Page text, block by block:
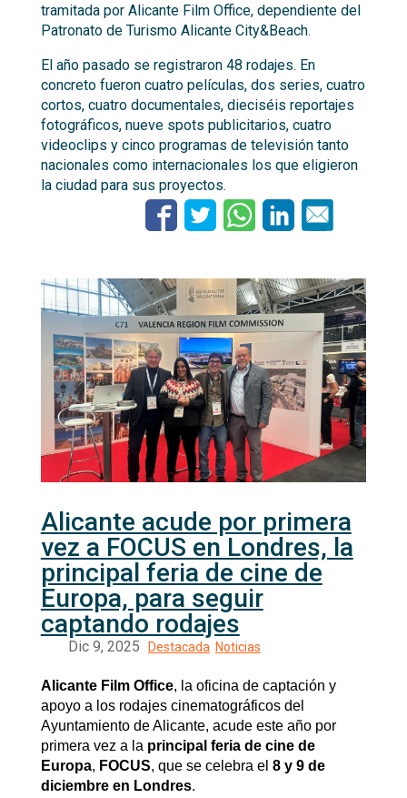
tramitada por Alicante Film Office, dependiente del
Patronato de Turismo Alicante City&Beach.
El año pasado se registraron 48 rodajes. En
concreto fueron cuatro películas, dos series, cuatro
cortos, cuatro documentales, dieciséis reportajes
fotográficos, nueve spots publicitarios, cuatro
videoclips y cinco programas de televisión tanto
nacionales como internacionales los que eligieron
la ciudad para sus proyectos.
Alicante acude por primera
vez a FOCUS en Londres, la
principal feria de cine de
Europa, para seguir
captando rodajes
Alicante Film Office, la oficina de captación y
apoyo a los rodajes cinematográficos del
Ayuntamiento de Alicante, acude este año por
primera vez a la principal feria de cine de
Europa, FOCUS, que se celebra el 8 y 9 de
diciembre en Londres.